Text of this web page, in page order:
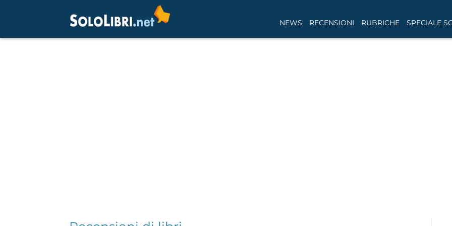
NEWS RECENSIONI RUBRICHE SPECIALE